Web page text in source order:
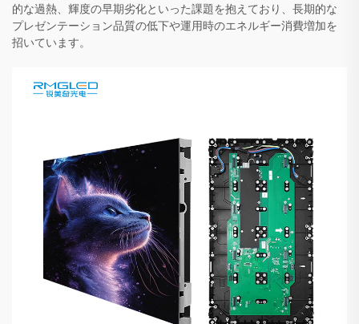
的な過熱、輝度の早期劣化といった課題を抱えており、長期的な
プレゼンテーション品質の低下や運用時のエネルギー消費増加を
招いています。